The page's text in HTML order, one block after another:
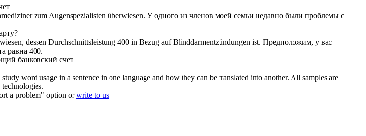
zum Augenspezialisten überwiesen. У одного из членов моей семьи недавно были проблемы с
, dessen Durchschnittsleistung 400 in Bezug auf Blinddarmentzündungen ist. Предположим, у вас
равна 400.
банковский счет
word usage in a sentence in one language and how they can be translated into another. All samples are
a problem" option orwrite to us.